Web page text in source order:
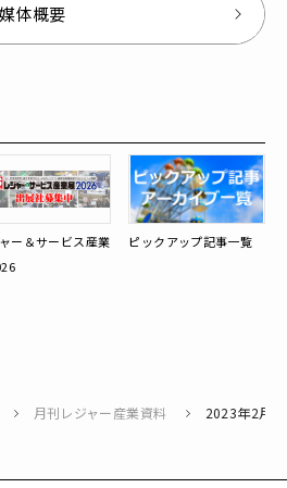
媒体概要
ー＆サービス産業
ピックアップ記事一覧
月刊レジャー産業資料 2023年2月号